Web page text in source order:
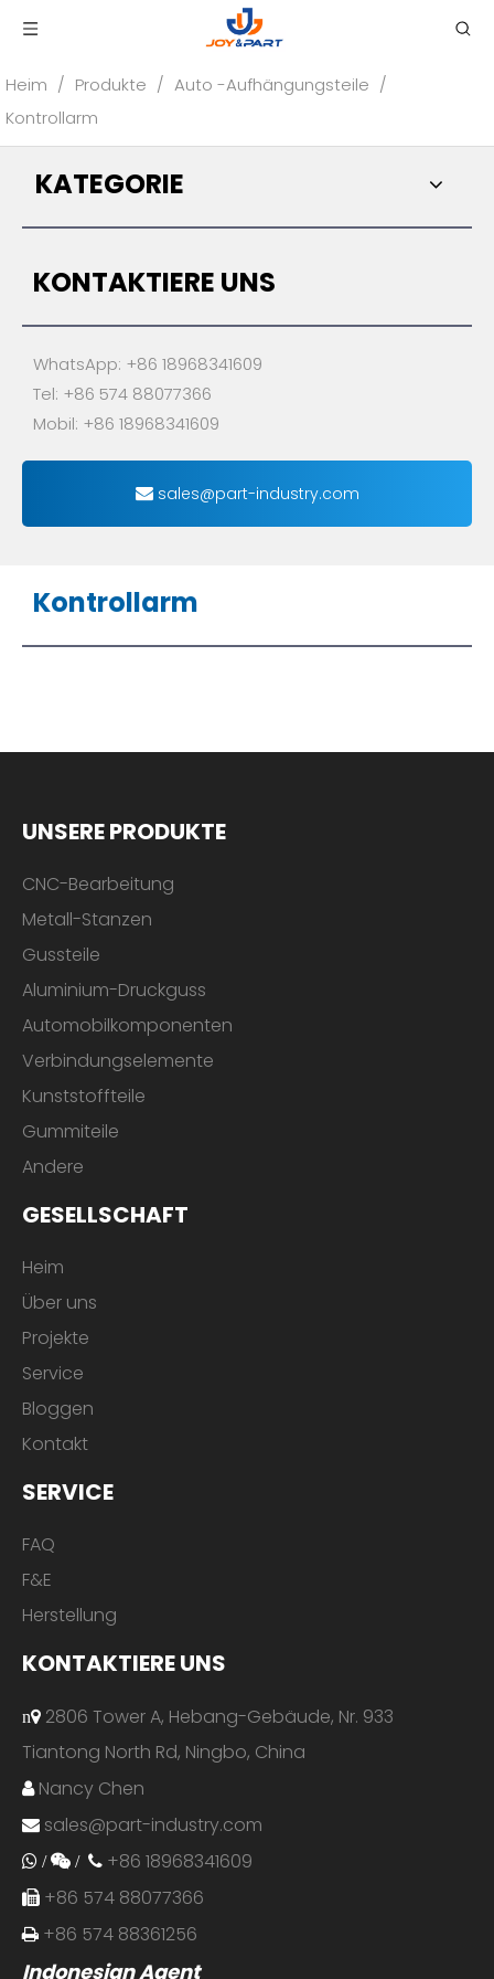
Heim / Produkte / Auto -Aufhängungsteile /
Kontrollarm
KATEGORIE
KONTAKTIERE UNS
WhatsApp: +86 18968341609
Tel: +86 574 88077366
Mobil: +86 18968341609
sales@part-industry.com
Kontrollarm
UNSERE PRODUKTE
CNC-Bearbeitung
Metall-Stanzen
Gussteile
Aluminium-Druckguss
Automobilkomponenten
Verbindungselemente
Kunststoffteile
Gummiteile
Andere
GESELLSCHAFT
Heim
Über uns
Projekte
Service
Bloggen
Kontakt
SERVICE
FAQ
F&E
Herstellung
KONTAKTIERE UNS
n 2806 Tower A, Hebang-Gebäude, Nr. 933
Tiantong North Rd, Ningbo, China
 Nancy Chen
 sales@part-industry.com
 / /  +86 18968341609
 +86 574 88077366
 +86 574 88361256
Indonesian Agent